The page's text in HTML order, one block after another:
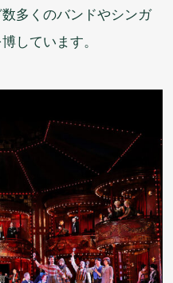
数多 くのバンドやシンガ
博しています。